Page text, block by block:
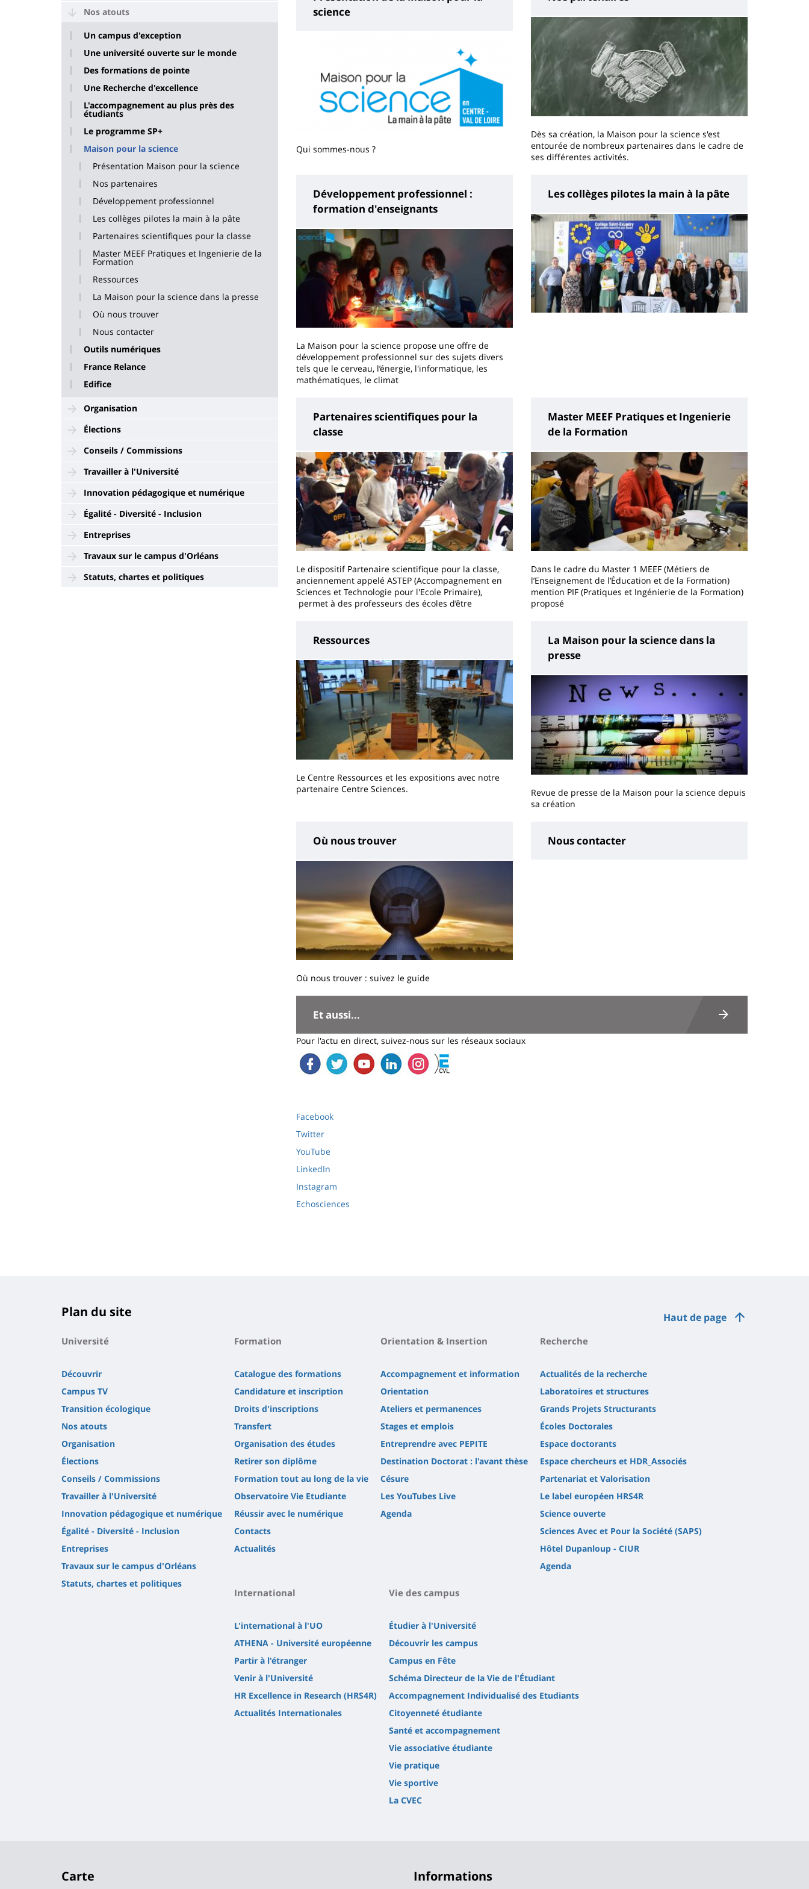
Nos atouts
Un campus d'exception
Une université ouverte sur le monde
Des formations de pointe
Une Recherche d'excellence
L'accompagnement au plus près des
étudiants
Le programme SP+
Maison pour la science
Présentation Maison pour la science
Nos partenaires
Développement professionnel
Les collèges pilotes la main à la pâte
Partenaires scientifiques pour la classe
Master MEEF Pratiques et Ingenierie de la
Formation
Ressources
La Maison pour la science dans la presse
Où nous trouver
Nous contacter
Outils numériques
France Relance
Edifice
Organisation
Élections
Conseils / Commissions
Travailler à l'Université
Innovation pédagogique et numérique
Égalité - Diversité - Inclusion
Entreprises
Travaux sur le campus d'Orléans
Statuts, chartes et politiques
science
Qui sommes-nous ?
Dès sa création, la Maison pour la science s'est
entourée de nombreux partenaires dans le cadre de
ses différentes activités.
Développement professionnel :
formation d'enseignants
La Maison pour la science propose une offre de
développement professionnel sur des sujets divers
tels que le cerveau, l’énergie, l'informatique, les
mathématiques, le climat
Les collèges pilotes la main à la pâte
Partenaires scientifiques pour la
classe
Le dispositif Partenaire scientifique pour la classe,
anciennement appelé ASTEP (Accompagnement en
Sciences et Technologie pour l'Ecole Primaire),
permet à des professeurs des écoles d’être
Master MEEF Pratiques et Ingenierie
de la Formation
Dans le cadre du Master 1 MEEF (Métiers de
l’Enseignement de l’Éducation et de la Formation)
mention PIF (Pratiques et Ingénierie de la Formation)
proposé
Ressources
Le Centre Ressources et les expositions avec notre
partenaire Centre Sciences.
La Maison pour la science dans la
presse
Revue de presse de la Maison pour la science depuis
sa création
Où nous trouver
Où nous trouver : suivez le guide
Nous contacter
Contenu
de
la
page
principale
Et aussi...
Pour l'actu en direct, suivez-nous sur les réseaux sociaux
Image
Facebook
Twitter
YouTube
LinkedIn
Instagram
Echosciences
Haut de page
Plan du site
Université
Découvrir
Campus TV
Transition écologique
Nos atouts
Organisation
Élections
Conseils / Commissions
Travailler à l'Université
Innovation pédagogique et numérique
Égalité - Diversité - Inclusion
Entreprises
Travaux sur le campus d'Orléans
Statuts, chartes et politiques
Formation
Catalogue des formations
Candidature et inscription
Droits d'inscriptions
Transfert
Organisation des études
Retirer son diplôme
Formation tout au long de la vie
Observatoire Vie Etudiante
Réussir avec le numérique
Contacts
Actualités
Orientation & Insertion
Accompagnement et information
Orientation
Ateliers et permanences
Stages et emplois
Entreprendre avec PEPITE
Destination Doctorat : l'avant thèse
Césure
Les YouTubes Live
Agenda
Recherche
Actualités de la recherche
Laboratoires et structures
Grands Projets Structurants
Écoles Doctorales
Espace doctorants
Espace chercheurs et HDR_Associés
Partenariat et Valorisation
Le label européen HRS4R
Science ouverte
Sciences Avec et Pour la Société (SAPS)
Hôtel Dupanloup - CIUR
Agenda
International
L'international à l'UO
ATHENA - Université européenne
Partir à l'étranger
Venir à l'Université
HR Excellence in Research (HRS4R)
Actualités Internationales
Vie des campus
Étudier à l'Université
Découvrir les campus
Campus en Fête
Schéma Directeur de la Vie de l'Étudiant
Accompagnement Individualisé des Etudiants
Citoyenneté étudiante
Santé et accompagnement
Vie associative étudiante
Vie pratique
Vie sportive
La CVEC
Carte Informations